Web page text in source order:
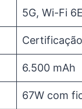
5G, Wi-Fi
6.500 mAh
67W com